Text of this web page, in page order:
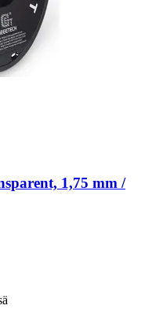
1,75 mm /